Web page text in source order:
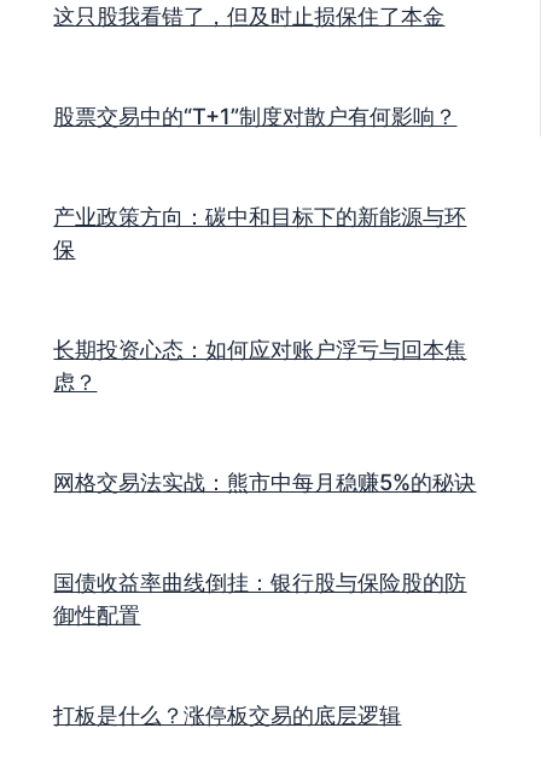
这只股我看错了，但及时止损保住了本金
股票交易中的“T+1”制度对散户有何影响？
产业政策方向：碳中和目标下的新能源与环
保
长期投资心态：如何应对账户浮亏与回本焦
虑？
网格交易法实战：熊市中每月稳赚5%的秘诀
国债收益率曲线倒挂：银行股与保险股的防
御性配置
打板是什么？涨停板交易的底层逻辑